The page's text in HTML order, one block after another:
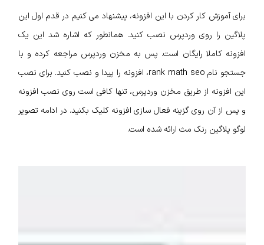
برای آموزش کار کردن با این افزونه، پیشنهاد می کنیم در قدم اول این
پلاگین را روی وردپرس نصب کنید. همانطور که اشاره شد این یک
افزونه کاملا رایگان است. پس به مخزن وردپرس مراجعه کرده و با
جستجو نام rank math seo، افزونه را پیدا و نصب کنید. برای نصب
این افزونه از طریق مخزن وردپرس، تنها کافی است روی نصب افزونه
و پس از آن روی گزینه فعال سازی افزونه کلیک بکنید. در ادامه تصویر
لوگو پلاگین رنک مث ارائه شده است.